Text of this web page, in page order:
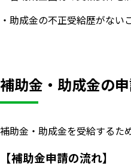
・助成金の不正受給歴がない
補助金・助成金の
補助金・助成金を受給するた
【補助金申請の流れ】